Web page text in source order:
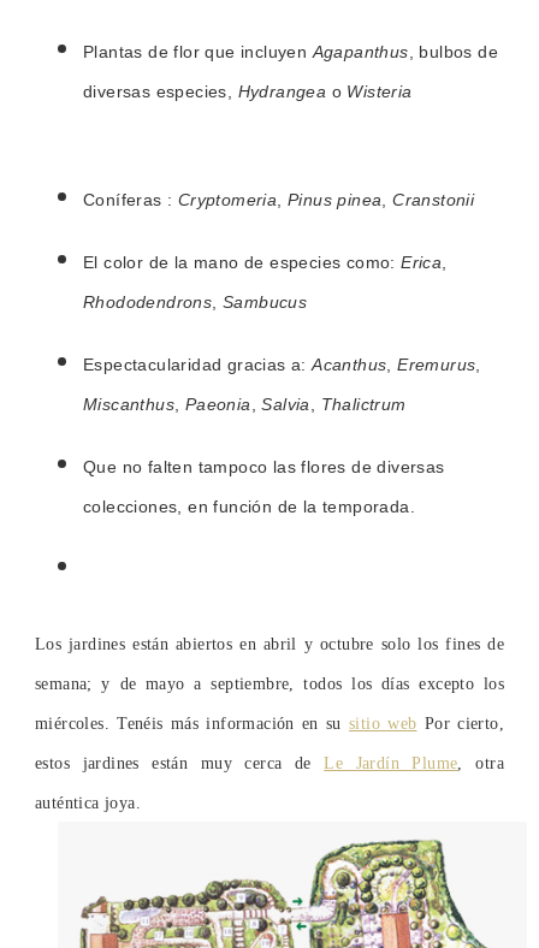
Plantas de flor que incluyen Agapanthus , bulbos de
diversas especies, Hydrangea o Wisteria
Coníferas : Cryptomeria,Pinus pinea,Cranstonii
El color de la mano de especies como:Erica,
Rhododendrons,Sambucus
Espectacularidad gracias a:Acanthus,Eremurus,
Miscanthus, Paeonia,Salvia, Thalictrum
Que no falten tampoco las flores de diversas
colecciones, en función de la temporada.
Los jardines están abiertos en abril y octubre solo los fines de
semana; y de mayo a septiembre, todos los días excepto los
miércoles. Tenéis más información en susitio web Por cierto,
estos jardines están muy cerca deLe Jardín Plume , otra
auténtica joya.